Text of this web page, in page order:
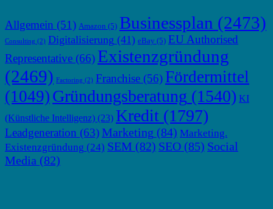
Allgemein (51) Amazon (5) Businessplan (2473)
Consulting (2) Digitalisierung (41) eBay (5) EU Authorised
Representative (66) Existenzgründung
(2469) Factoring (2) Franchise (56) Fördermittel
(1049) Gründungsberatung (1540) KI
(Künstliche Intelligenz) (23) Kredit (1797)
Leadgeneration (63)Marketing (84) Marketing.
Existenzgründung (24) SEM (82) SEO (85) Social
Media (82)